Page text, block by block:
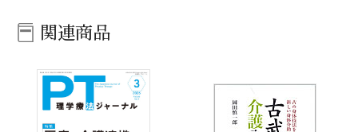
関連商品